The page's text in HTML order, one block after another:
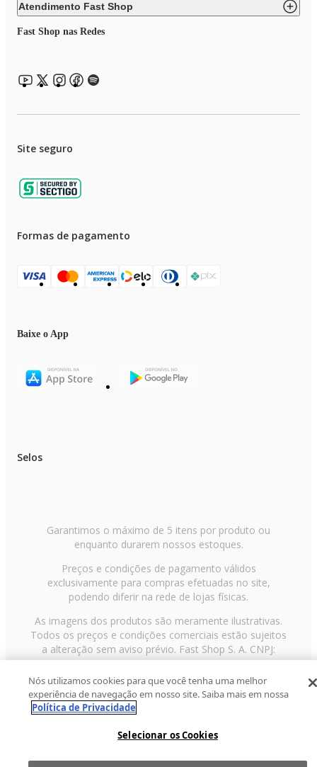
Atendimento Fast Shop
Fast Shop nas Redes
Site seguro
Formas de pagamento
Baixe o App
Selos
Garantimos o máximo de 5 itens por produto ou
enquanto durarem nossos estoques.
Preços e condições de pagamento válidos
exclusivamente para compras efetuadas no site,
podendo diferir na rede de lojas físicas.
As imagens dos produtos são meramente ilustrativas.
Todos os preços e condições comerciais estão sujeitos
a alteração sem aviso prévio. Fast Shop S. A. CNPJ:
43.708.379/0001-00
Avenida Zaki Narchi, nº 1650, sobreloja, Carandiru, São
Paulo/SP, CEP 02029-001, Telefone: 11 3003-3728 ©
2013 Fast Shop - Todos os direitos reservados
Nós utilizamos cookies para que você tenha uma melhor
experiência de navegação em nosso site. Saiba mais em nossa
Política de Privacidade
Selecionar os Cookies